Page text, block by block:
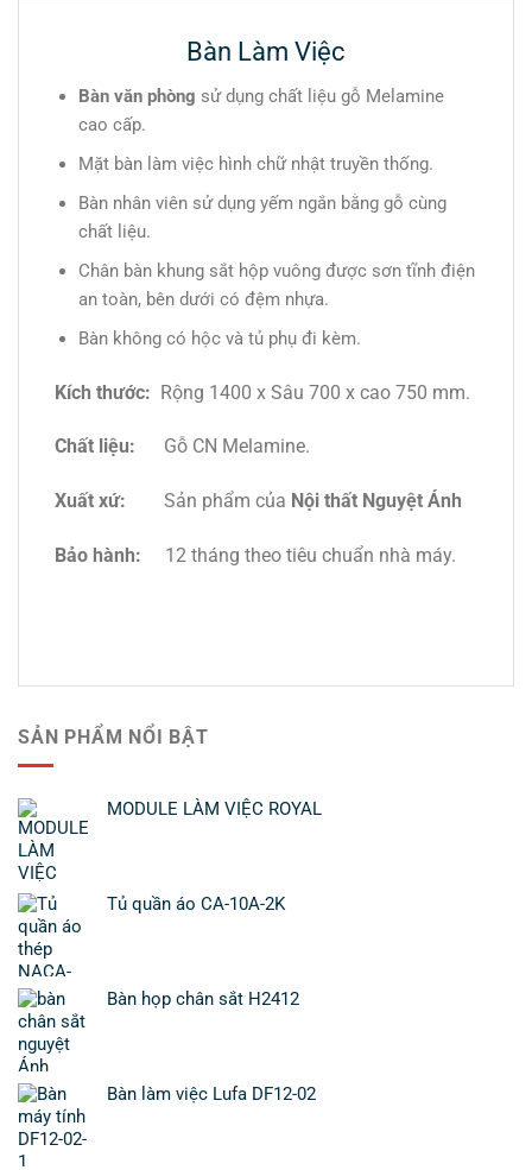
Bàn Làm Việc
Bàn văn phòng sử dụng chất liệu gỗ Melamine
cao cấp.
Mặt bàn làm việc hình chữ nhật truyền thống.
Bàn nhân viên sử dụng yếm ngắn bằng gỗ cùng
chất liệu.
Chân bàn khung sắt hộp vuông được sơn tĩnh điện
an toàn, bên dưới có đệm nhựa.
Bàn không có hộc và tủ phụ đi kèm.
Kích thước: Rộng 1400 x Sâu 700 x cao 750 mm.
Chất liệu: Gỗ CN Melamine.
Xuất xứ: Sản phẩm của Nội thất Nguyệt Ánh
Bảo hành: 12 tháng theo tiêu chuẩn nhà máy.
SẢN PHẨM NỔI BẬT
MODULE LÀM VIỆC ROYAL
Tủ quần áo CA-10A-2K
Bàn họp chân sắt H2412
Bàn làm việc Lufa DF12-02